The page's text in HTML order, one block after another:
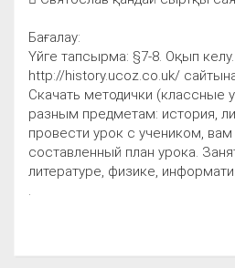
Бағалау:
Үйге тапсырма: §7-8. Оқып келу.
http://history.ucoz.co.uk/
Скачать методички (классные
разным предметам: история,
провести урок с учеником,
составленный план урока.
литературе, физике,